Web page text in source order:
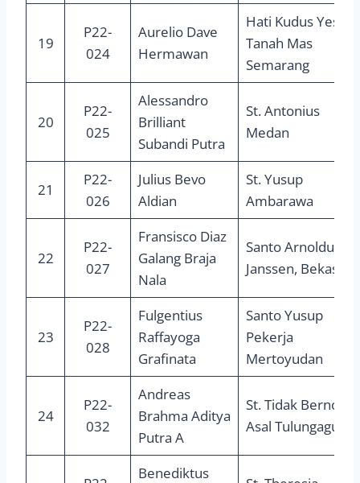
19
P22-
024
Aurelio Dave
Hermawan
Hati Kudus Yesus
Tanah Mas
Semarang
20
P22-
025
Alessandro
Brilliant
Subandi Putra
St. Antonius
Medan
21
P22-
026
Julius Bevo
Aldian
St. Yusup
Ambarawa
22
P22-
027
Fransisco Diaz
Galang Braja
Nala
Santo Arnoldus
Janssen, Bekasi
23
P22-
028
Fulgentius
Raffayoga
Grafinata
Santo Yusup
Pekerja
Mertoyudan
24
P22-
032
Andreas
Brahma Aditya
Putra A
St. Tidak Bernoda
Asal Tulungagung
Benediktus